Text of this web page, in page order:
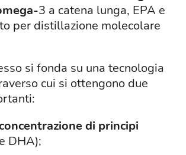
3 a catena lunga, EPA e
per distillazione molecolare
si fonda su una tecnologia
cui si ottengono due
di principi
DHA);